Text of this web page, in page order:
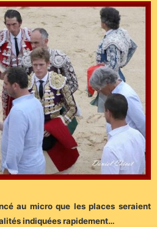
au micro que les places seraient
indiquées rapidement…